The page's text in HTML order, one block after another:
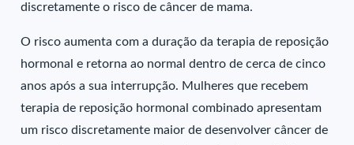
discretamente o risco de câncer de mama.
O risco aumenta com a duração da terapia de reposição
hormonal e retorna ao normal dentro de cerca de cinco
anos após a sua interrupção. Mulheres que recebem
terapia de reposição hormonal combinado apresentam
um risco discretamente maior de desenvolver câncer de